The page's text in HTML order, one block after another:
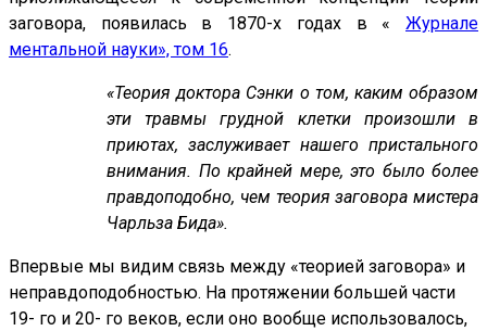
заговора, появилась в 1870-х годах в « Журнале
ментальной науки», том 16.
«Теория доктора Сэнки о том, каким образом
эти травмы грудной клетки произошли в
приютах, заслуживает нашего пристального
внимания. По крайней мере, это было более
правдоподобно, чем теория заговора мистера
Чарльза Бида».
Впервые мы видим связь между «теорией заговора» и
неправдоподобностью. На протяжении большей части
19- го и 20- го веков, если оно вообще использовалось,